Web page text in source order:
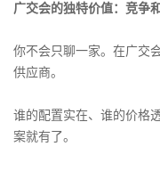
广交会的独特价值：竞争
你不会只聊一家。在广交
供应商。
谁的配置实在、谁的价
案就有了。